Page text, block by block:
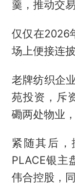
羹，推动交
仅仅在2026
场上便接连
老牌纺织企
苑投资，斥
磡两处物业
紧随其后，
PLACE银主
伟合控股，